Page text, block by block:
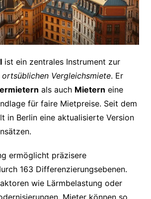
ist ein zentrales Instrument zur
ortsüblichen Vergleichsmiete. Er
als auch Mietern eine
für faire Mietpreise. Seit dem
in Berlin eine aktualisierte Version
ermöglicht präzisere
163 Differenzierungsebenen.
wie Lärmbelastung oder
Mieter können so